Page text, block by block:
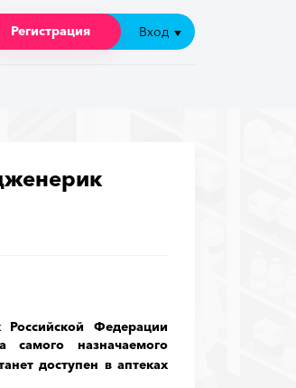
Регистрация Вход
Регистрация Вход
Федерации
назначаемого
доступен в аптеках